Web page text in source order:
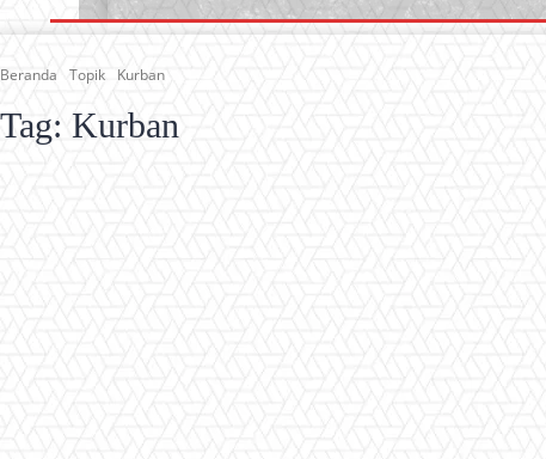
Beranda Topik Kurban
Tag: Kurban